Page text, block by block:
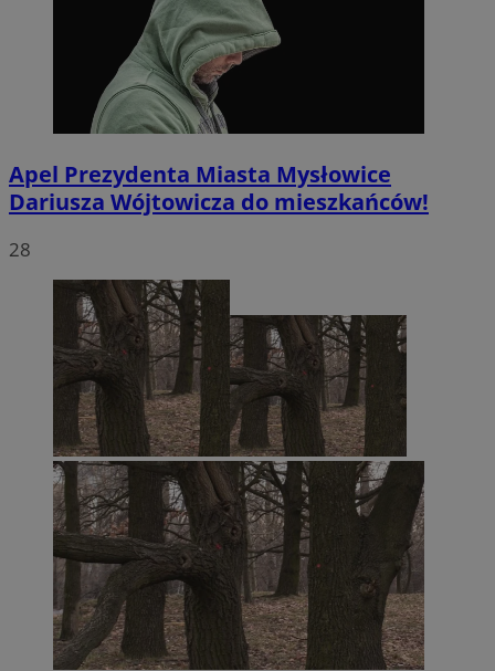
Apel Prezydenta Miasta Mysłowice
Dariusza Wójtowicza do mieszkańców!
28